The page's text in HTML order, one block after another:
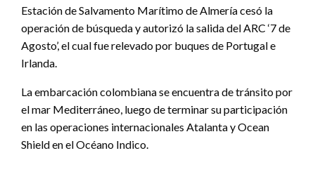
Estación de Salvamento Marítimo de Almería cesó la
operación de búsqueda y autorizó la salida del ARC ‘7 de
Agosto’, el cual fue relevado por buques de Portugal e
Irlanda.
La embarcación colombiana se encuentra de tránsito por
el mar Mediterráneo, luego de terminar su participación
en las operaciones internacionales Atalanta y Ocean
Shield en el Océano Indico.